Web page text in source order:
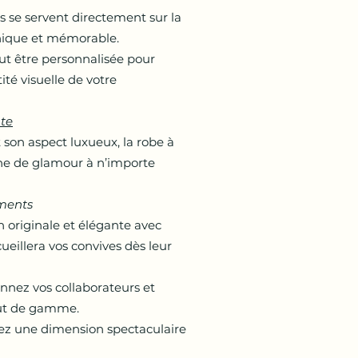
se servent directement sur la
et mémorable.
être personnalisée pour
visuelle de votre
aspect luxueux, la robe à
de glamour à n’importe
originale et élégante avec
vos convives dès leur
vos collaborateurs et
de gamme.
une dimension spectaculaire